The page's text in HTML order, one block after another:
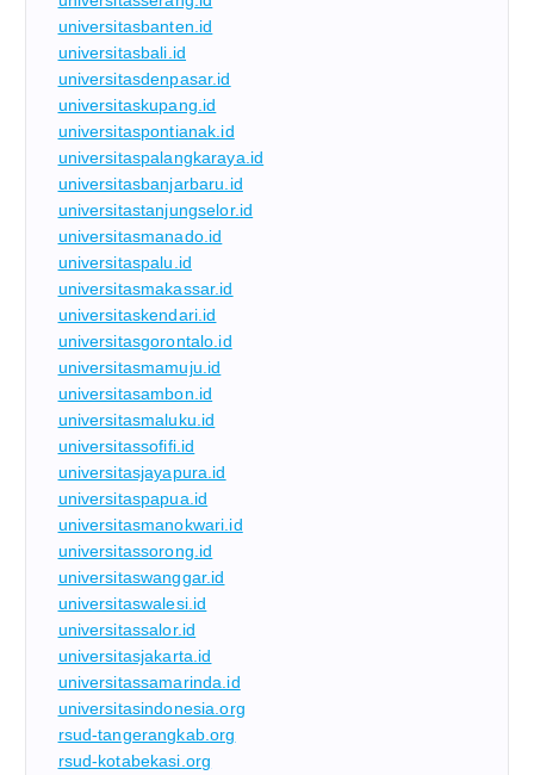
universitasbanten.id
universitasbali.id
universitasdenpasar.id
universitaskupang.id
universitaspontianak.id
universitaspalangkaraya.id
universitasbanjarbaru.id
universitastanjungselor.id
universitasmanado.id
universitaspalu.id
universitasmakassar.id
universitaskendari.id
universitasgorontalo.id
universitasmamuju.id
universitasambon.id
universitasmaluku.id
universitassofifi.id
universitasjayapura.id
universitaspapua.id
universitasmanokwari.id
universitassorong.id
universitaswanggar.id
universitaswalesi.id
universitassalor.id
universitasjakarta.id
universitassamarinda.id
universitasindonesia.org
rsud-tangerangkab.org
rsud-kotabekasi.org